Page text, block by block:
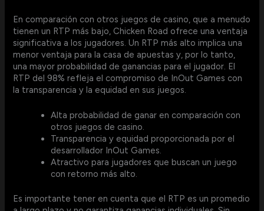
En comparación con otros juegos de casino, que a menudo
tienen un RTP más bajo, Chicken Road ofrece una ventaja
significativa a los jugadores. Un RTP más alto implica una
menor ventaja para la casa de apuestas y, por lo tanto,
una mayor probabilidad de ganancias para el jugador. El
RTP del 98% refleja el compromiso de InOut Games con
la transparencia y la equidad en sus juegos.
Alta probabilidad de ganar en comparación con
otros juegos de casino.
Transparencia y equidad proporcionada por el
desarrollador InOut Games.
Atractivo para jugadores que buscan un juego
con retorno más alto.
Es importante tener en cuenta que el RTP es un promedio